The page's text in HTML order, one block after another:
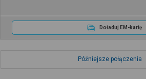
Doładuj EM-kartę
Późniejsze połączenia